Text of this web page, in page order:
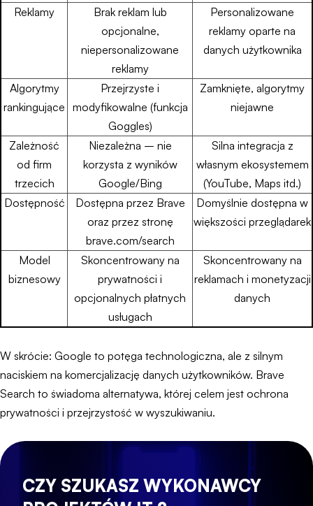
Reklamy
Brak reklam lub
opcjonalne,
niepersonalizowane
reklamy
Personalizowane
reklamy oparte na
danych użytkownika
Algorytmy
rankingujące
Przejrzyste i
modyfikowalne (funkcja
Goggles)
Zamknięte, algorytmy
niejawne
Zależność
od firm
trzecich
Niezależna – nie
korzysta z wyników
Google/Bing
Silna integracja z
własnym ekosystemem
(YouTube, Maps itd.)
Dostępność
Dostępna przez Brave
oraz przez stronę
brave.com/search
Domyślnie dostępna w
większości przeglądarek
Model
biznesowy
Skoncentrowany na
prywatności i
opcjonalnych płatnych
usługach
Skoncentrowany na
reklamach i monetyzacji
danych
W skrócie: Google to potęga technologiczna, ale z silnym
naciskiem na komercjalizację danych użytkowników. Brave
Search to świadoma alternatywa, której celem jest ochrona
prywatności i przejrzystość w wyszukiwaniu.
CZY SZUKASZ WYKONAWCY